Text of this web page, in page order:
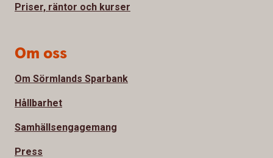
Priser, räntor och kurser
Om oss
Om Sörmlands Sparbank
Hållbarhet
Samhällsengagemang
Press